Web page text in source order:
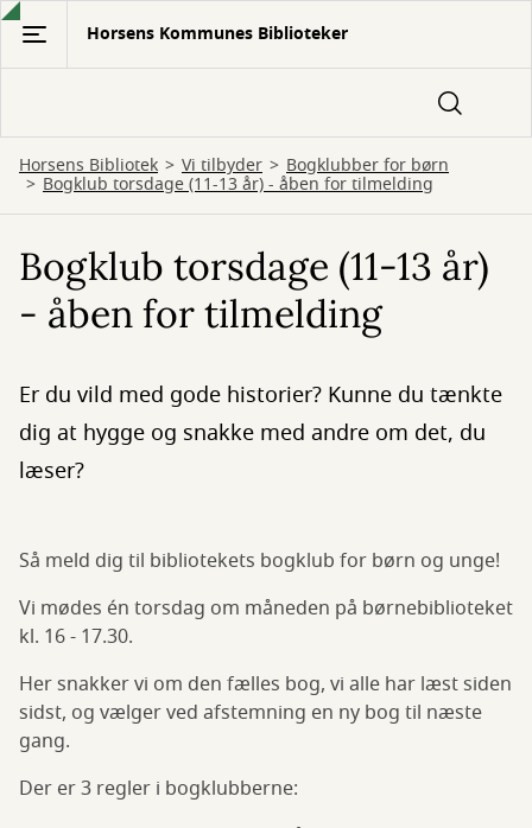
Gå
hovedindhold
Horsens Kommunes Biblioteker
Horsens Bibliotek Vi tilbyder Bogklubber for børn
Bogklub torsdage (11-13 år) - åben for tilmelding
Bogklub torsdage (11-13 år)
- åben for tilmelding
Er du vild med gode historier? Kunne du tænkte
dig at hygge og snakke med andre om det, du
læser?
Så meld dig til bibliotekets bogklub for børn og unge!
Vi mødes én torsdag om måneden på børnebiblioteket
kl. 16 - 17.30.
Her snakker vi om den fælles bog, vi alle har læst siden
sidst, og vælger ved afstemning en ny bog til næste
gang.
Der er 3 regler i bogklubberne: